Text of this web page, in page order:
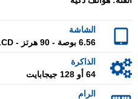
الشاشة
6.56 بوصة - 90 هرتز - IPS LCD
الذاكرة
64 أو 128 جيجابايت
الرام